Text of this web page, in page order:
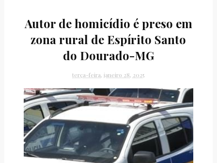
Autor de homicídio é preso em
zona rural de Espírito Santo
do Dourado-MG
terça-feira, janeiro 28, 2025